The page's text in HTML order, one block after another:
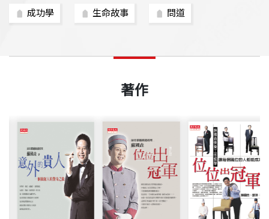
成功學 生命故事 問道
著作